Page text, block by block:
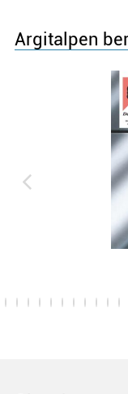
Argitalpen